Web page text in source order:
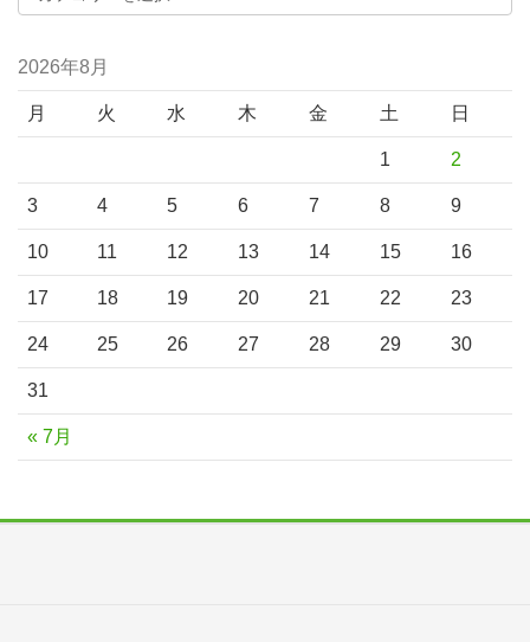
2026年8月
月 火 水 木 金 土 日
« 7月
1 2
3 4 5 6 7 8 9
10 11 12 13 14 15 16
17 18 19 20 21 22 23
24 25 26 27 28 29 30
31